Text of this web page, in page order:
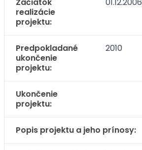
realizácie
projektu:
Predpokladané
ukončenie
projektu:
2010
Ukončenie
projektu:
Popis projektu a jeho prínosy: